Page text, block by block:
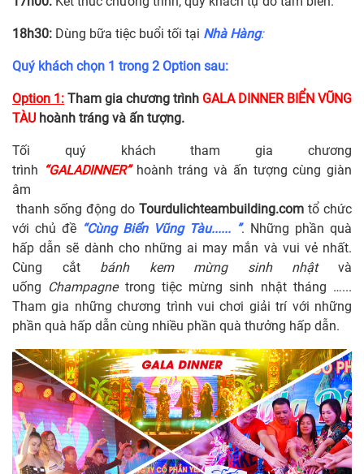
18h30: Dùng bữa tiệc buổi tối tại Nhà Hàng:
Quý khách chọn 1 trong 2 Option sau:
Option 1: Tham gia chương trình GALA DINNER BIỂN VŨNG
TÀU hoành tráng và ấn tượng.
Tối quý khách tham gia chương
trình “GALADINNER”hoành tráng và ấn tượng cùng giàn
âm
thanh sống động do Tourdulichteambuilding.com tổ chức
với chủ đề “Cùng Biển Vũng Tàu...... ”. Những phần quà
hấp dẫn sẽ dành cho những ai may mắn và vui vẻ nhất.
Cùng cắt bánh kem mừng sinh nhậtvà
uống Champagnetrong tiệc mừng sinh nhật tháng …...
Tham gia những chương trình vui chơi giải trí với những
phần quà hấp dẫn cùng nhiều phần quà thưởng hấp dẫn.